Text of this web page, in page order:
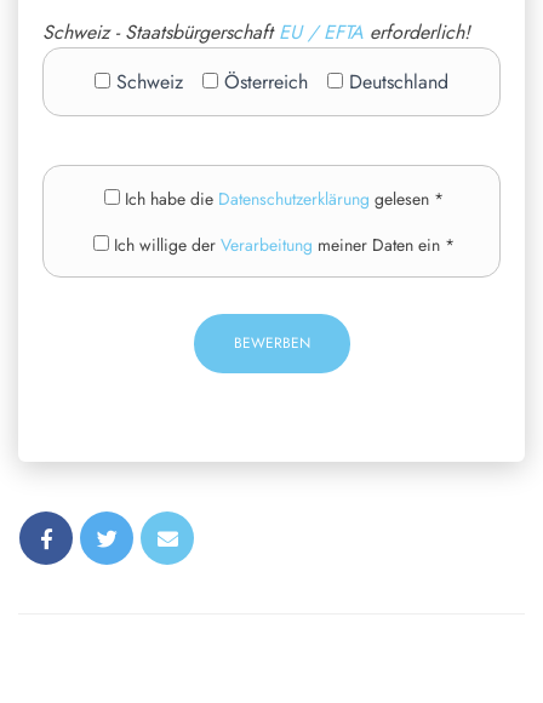
Schweiz - StaatsbürgerschaftEU / EFTA erforderlich!
Schweiz
Österreich Deutschland
Ich habe die Datenschutzerklärung gelesen *
Ich willige der Verarbeitung meiner Daten ein *